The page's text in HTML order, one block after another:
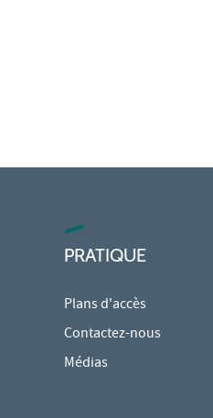
PRATIQUE
Plans d'accès
Contactez-nous
Médias